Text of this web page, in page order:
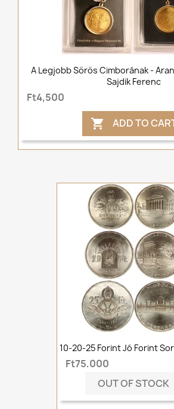
A Legjobb Sörös Cimborának -
Sajdik Ferenc
Ft4,500
 ADD TO
10-20-25 Forint Jó Forint
Ft75,000
OUT OF STOCK